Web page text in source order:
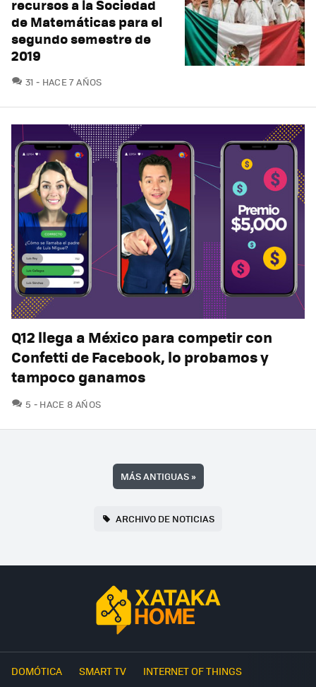
recursos a la Sociedad
de Matemáticas para el
segundo semestre de
2019
31 COMENTARIOS
HACE 7 AÑOS
Q12 llega a México para competir con
Confetti de Facebook, lo probamos y
tampoco ganamos
5 COMENTARIOS
HACE 8 AÑOS
MÁS ANTIGUAS»
ARCHIVO DE NOTICIAS
DOMÓTICA SMART TV INTERNET OF THINGS